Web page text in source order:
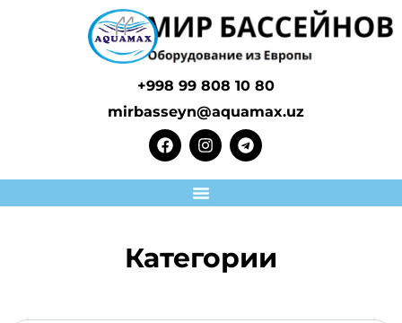
+998 99 808 10 80
mirbasseyn@aquamax.uz
Категории